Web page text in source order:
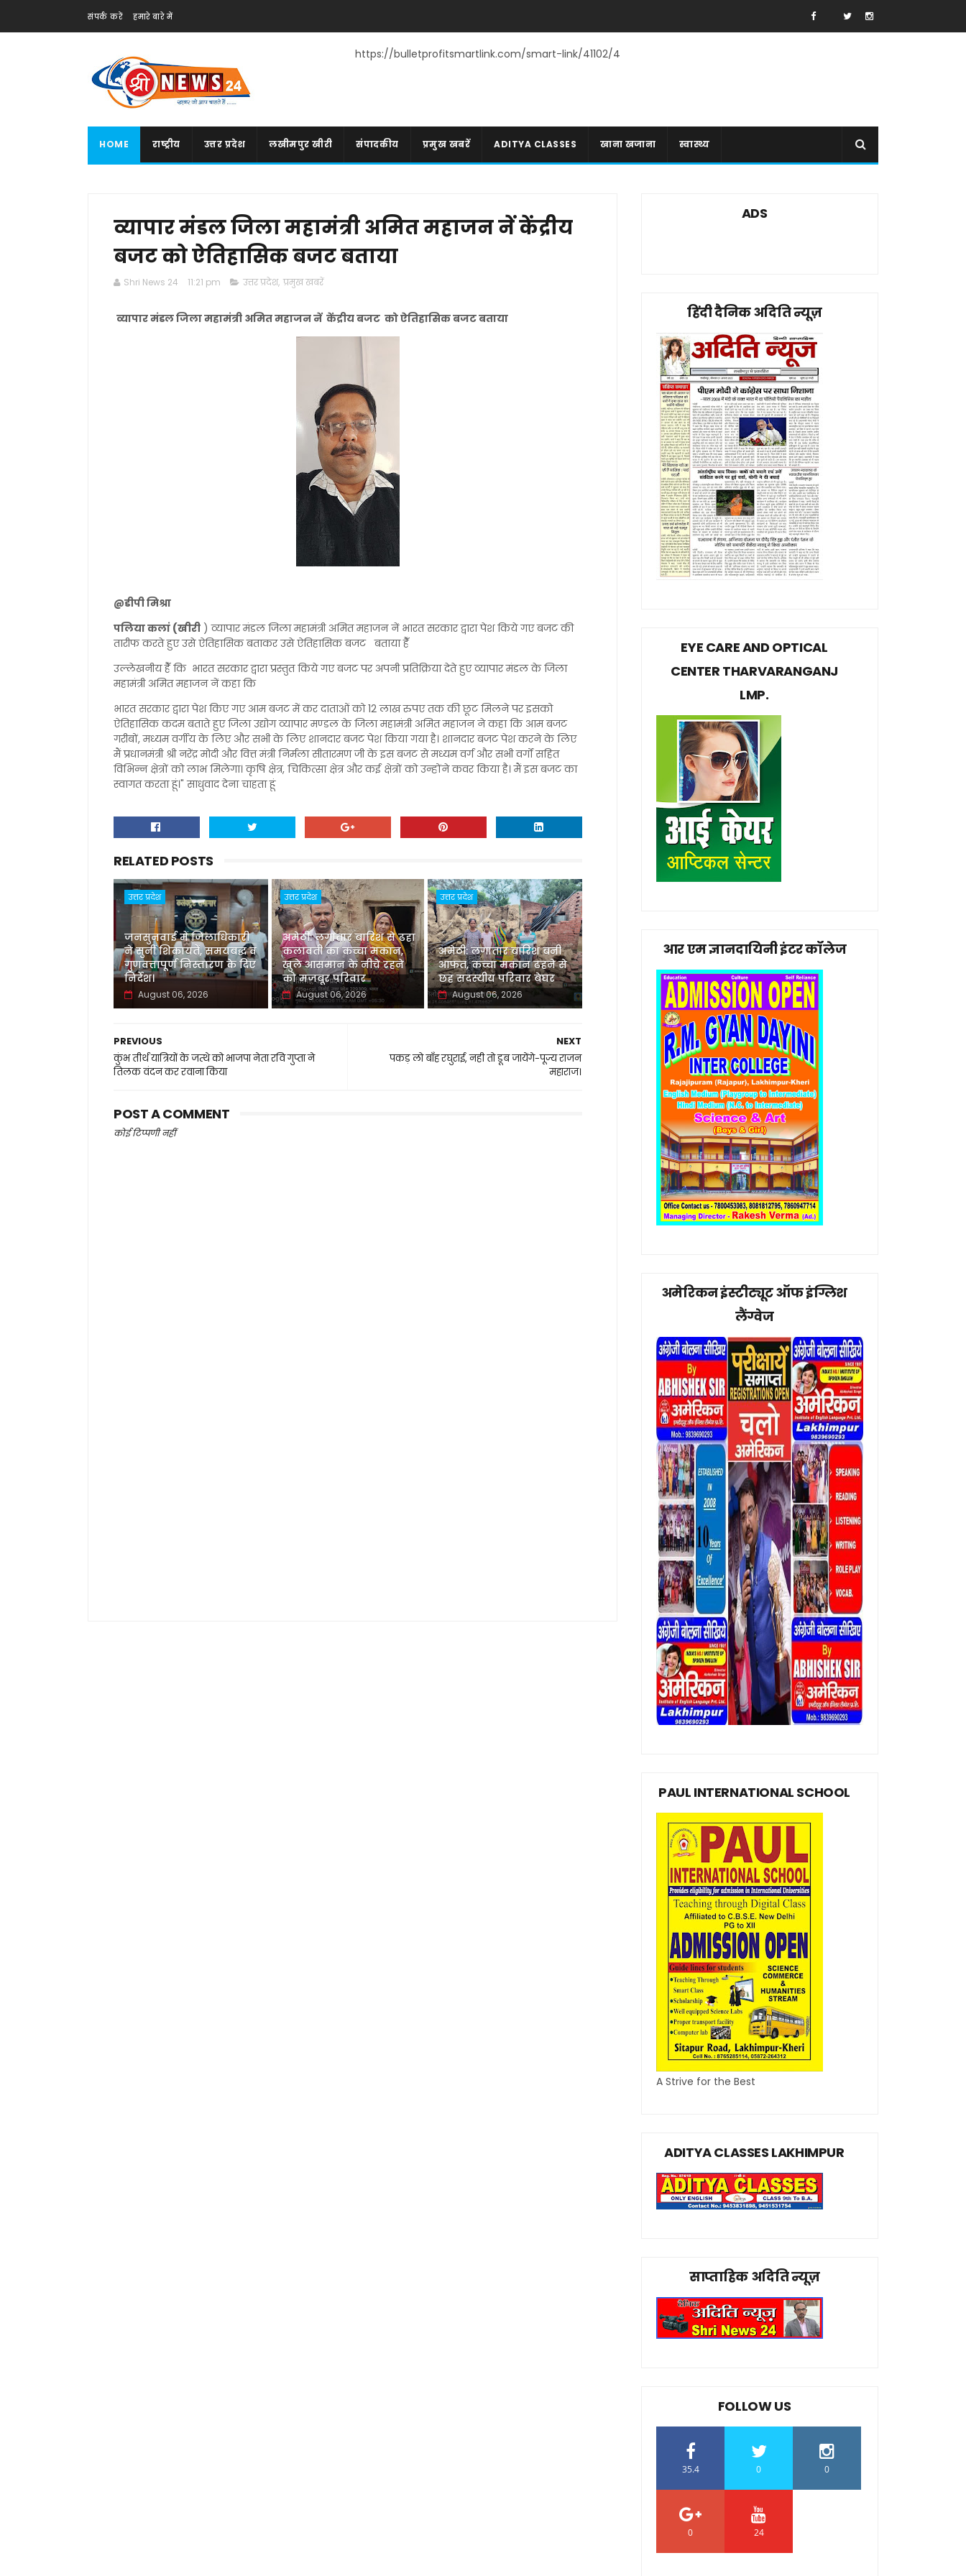
संपर्क करें हमारे बारे में
https://bulletprofitsmartlink.com/smart-link/41102/4
HOME राष्ट्रीय उत्तर प्रदेश लखीमपुर खीरी संपादकीय प्रमुख खबरें ADITYA CLASSES खाना खजाना स्वास्थ्य
व्यापार मंडल जिला महामंत्री अमित महाजन नें केंद्रीय
बजट को ऐतिहासिक बजट बताया
Shri News 24 11:21 pm उत्तर प्रदेश, प्रमुख खबरें
व्यापार मंडल जिला महामंत्री अमित महाजन नें केंद्रीय बजट को ऐतिहासिक बजट बताया
@डीपी मिश्रा
पलिया कलां (खीरी ) व्यापार मंडल जिला महामंत्री अमित महाजन नें भारत सरकार द्वारा पेश किये गए बजट की
तारीफ करते हुए उसे ऐतिहासिक बताकर उसे ऐतिहासिक बजट बताया हैँ
उल्लेखनीय हैँ कि भारत सरकार द्वारा प्रस्तुत किये गए बजट पर अपनी प्रतिक्रिया देते हुए व्यापार मंडल के जिला
महामंत्री अमित महाजन नें कहा कि
भारत सरकार द्वारा पेश किए गए आम बजट में कर दाताओं को 12 लाख रुपए तक की छूट मिलने पर इसको
ऐतिहासिक कदम बताते हुए जिला उद्योग व्यापार मण्डल के जिला महामंत्री अमित महाजन ने कहा कि आम बजट
गरीबों, मध्यम वर्गीय के लिए और सभी के लिए शानदार बजट पेश किया गया है। शानदार बजट पेश करने के लिए
मैं प्रधानमंत्री श्री नरेंद्र मोदी और वित्त मंत्री निर्मला सीतारमण जी के इस बजट से मध्यम वर्ग और सभी वर्गों सहित
विभिन्न क्षेत्रों को लाभ मिलेगा। कृषि क्षेत्र, चिकित्सा क्षेत्र और कई क्षेत्रों को उन्होंने कवर किया है। मैं इस बजट का
स्वागत करता हूं।" साधुवाद देना चाहता हूं
RELATED POSTS
उत्तर प्रदेश
जनसुनवाई में जिलाधिकारी
ने सुनीं शिकायतें, समयबद्ध व
गुणवत्तापूर्ण निस्तारण के दिए
निर्देश।
August 06, 2026
उत्तर प्रदेश
अमेठी: लगातार बारिश से ढहा
कलावती का कच्चा मकान,
खुले आसमान के नीचे रहने
को मजबूर परिवार
August 06, 2026
उत्तर प्रदेश
अमेठी: लगातार बारिश बनी
आफत, कच्चा मकान ढहने से
छह सदस्यीय परिवार बेघर
August 06, 2026
NEXT
पकड़ लो बाँह रघुराई, नही तो डूब जायेंगे-पूज्य राजन
महाराज।
PREVIOUS
कुंभ तीर्थ यात्रियों के जत्थे को भाजपा नेता रवि गुप्ता ने
तिलक वंदन कर रवाना किया
POST A COMMENT
कोई टिप्पणी नहीं
ADS
हिंदी दैनिक अदिति न्यूज़
EYE CARE AND OPTICAL
CENTER THARVARANGANJ
LMP.
आर एम ज्ञानदायिनी इंटर कॉलेज
अमेरिकन इंस्टीट्यूट ऑफ इंग्लिश
लैंग्वेज
PAUL INTERNATIONAL SCHOOL
A Strive for the Best
ADITYA CLASSES LAKHIMPUR
साप्ताहिक अदिति न्यूज़
FOLLOW US
35.4 0 0
0 24